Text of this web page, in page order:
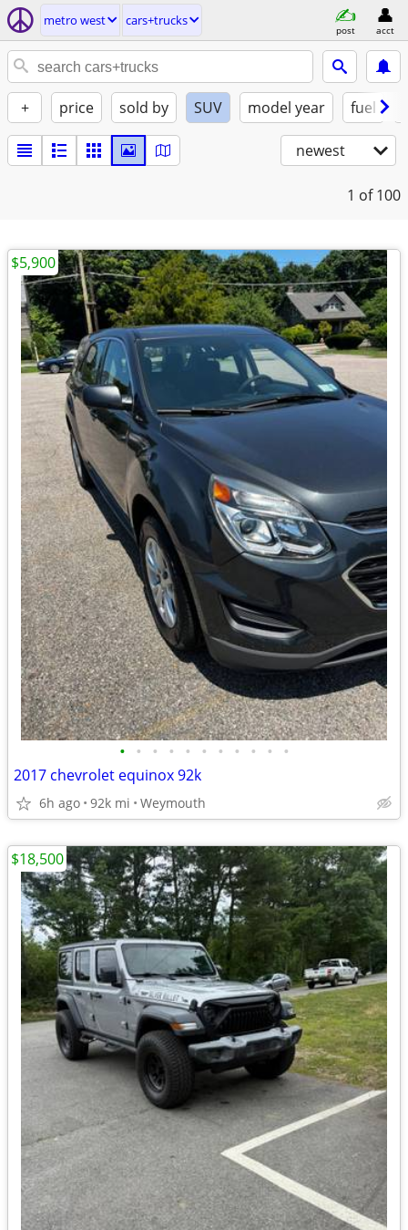
metro west cars+trucks
post acct
+ price sold by SUV model year fuel
newest
1 of 100
• • • • • • • • • • •
2017 chevrolet equinox 92k
6h ago 92k mi Weymouth
$5,900
$18,500